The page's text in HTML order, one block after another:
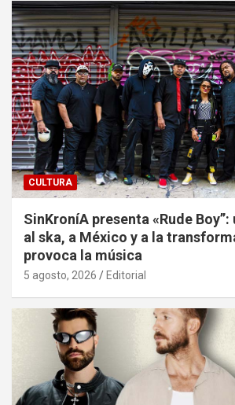
CULTURA
SinKroníA presenta «Rude
al ska, a México y a la
provoca la música
5 agosto, 2026 Editorial